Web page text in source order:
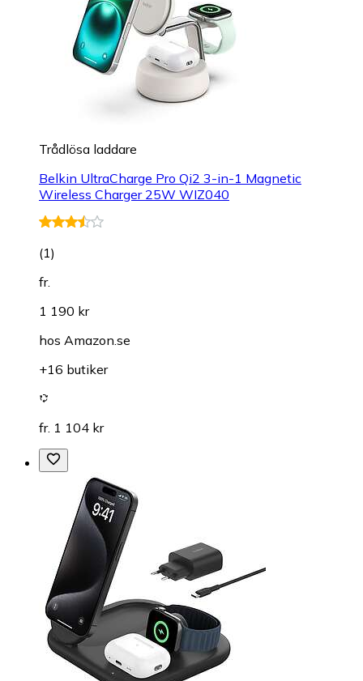
Trådlösa laddare
Belkin UltraCharge Pro Qi2 3-in-1 Magnetic
Wireless Charger 25W WIZ040
(1)
fr.
1 190 kr
hos Amazon.se
+16 butiker
fr. 1 104 kr